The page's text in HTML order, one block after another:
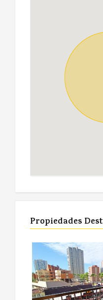
Propiedades